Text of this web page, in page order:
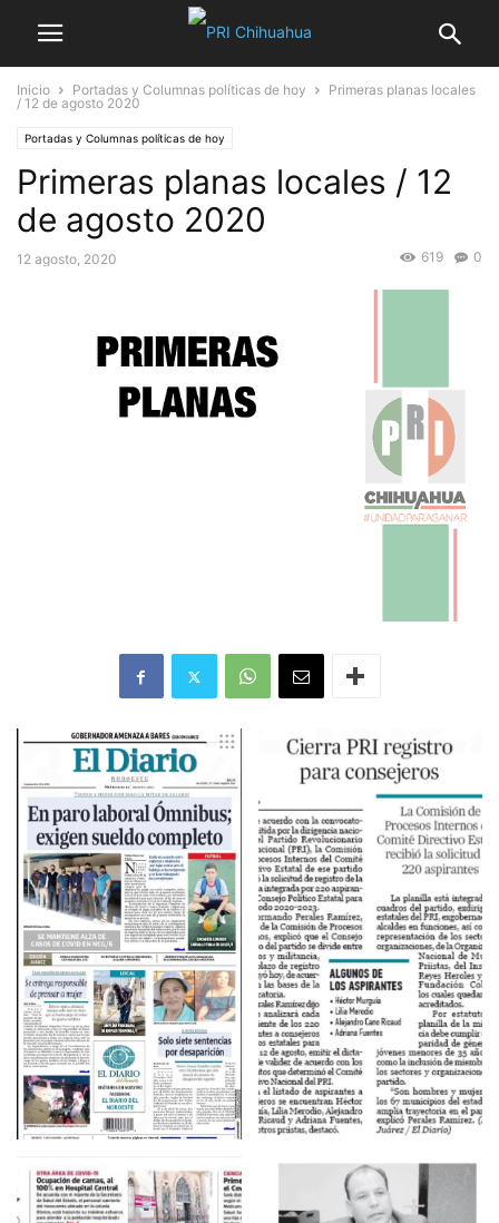
Inicio Portadas y Columnas políticas de hoy
Primeras planas locales
/ 12 de agosto 2020
Portadas y Columnas políticas de hoy
Primeras planas locales / 12
de agosto 2020
12 agosto, 2020 0
619